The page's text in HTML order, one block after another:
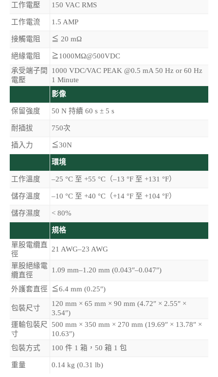
工作電壓 150 VAC RMS
工作電流 1.5 AMP
接觸電阻 ≦ 20 mΩ
絕緣電阻
≧1000MΩ@500VDC
承受端子間
電壓
1000 VDC/VAC PEAK @0.5 mA 50 Hz or 60 Hz
1 Minute
影像
保留強度 50 N 持續 60 s ± 5 s
耐插拔 750次
插入力 ≦30N
環境
工作溫度 –25 °C 至 +55 °C（–13 °F 至 +131 °F）
儲存溫度 –10 °C 至 +40 °C（+14 °F 至 +104 °F）
儲存濕度 < 80%
規格
單股電纜直
徑
21 AWG–23 AWG
單股絕緣電
纜直徑
1.09 mm–1.20 mm (0.043″–0.047″)
外護套直徑 ≦6.4 mm (0.25″)
包裝尺寸
120 mm × 65 mm × 90 mm (4.72″ × 2.55″ ×
3.54″)
運輸包裝尺
寸
500 mm × 350 mm × 270 mm (19.69″ × 13.78″ ×
10.63″)
包裝方式
100 件 1 箱，50 箱 1 包
重量 0.14 kg (0.31 lb)